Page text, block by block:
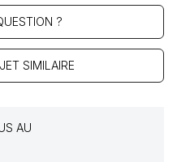
?
SIMILAIRE
AU